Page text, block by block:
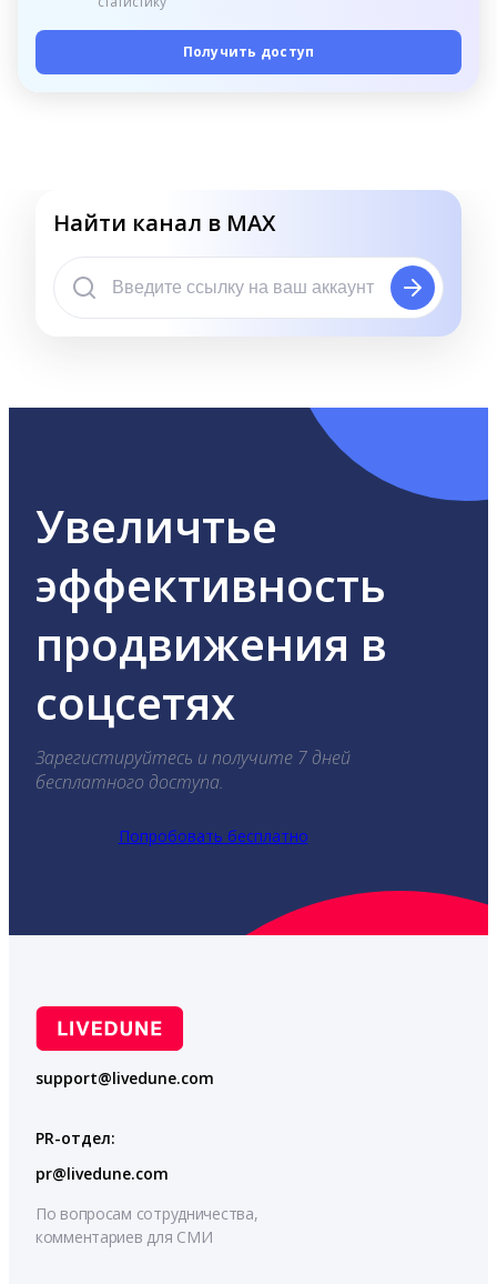
Получить доступ
Найти канал в MAX
Увеличтье
эффективность
продвижения в
соцсетях
Зарегистируйтесь и получите 7 дней
бесплатного доступа.
Попробовать бесплатно
support@livedune.com
PR-отдел:
pr@livedune.com
По вопросам сотрудничества,
комментариев для СМИ